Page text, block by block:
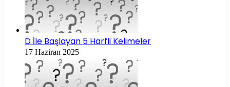
D İle Başlayan 5 Harfli Kelimeler
17 Haziran 2025